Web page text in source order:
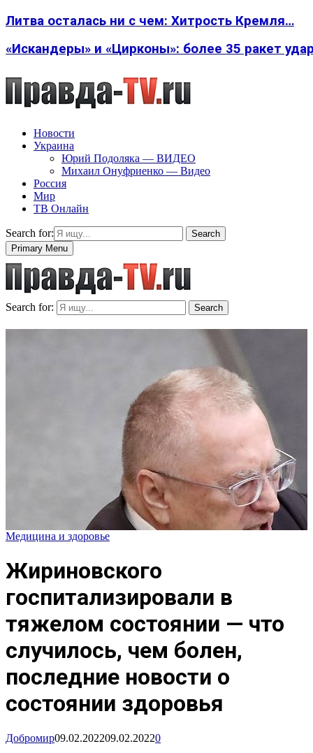
Литва осталась ни с чем: Хитрость Кремля…
«Искандеры» и «Цирконы»: более 35 ракет
Новости
Украина
Юрий Подоляка — ВИДЕО
Михаил Онуфриенко — Видео
Россия
Мир
ТВ Онлайн
Search for:
Search
Primary Menu
Search for: Search
Медицина и здоровье
Жириновского
госпитализировали в
тяжелом состоянии — что
случилось, чем болен,
последние новости о
состоянии здоровья
Добромир09.02.202209.02.20220